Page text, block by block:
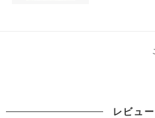
レビュー